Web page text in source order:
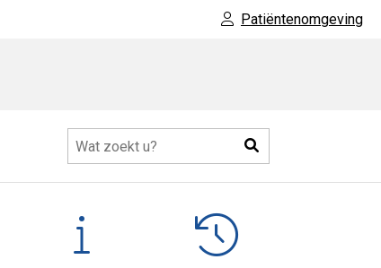
Patiëntenomgeving
Zoeken